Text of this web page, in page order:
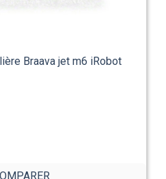
Braava jet m6 iRobot